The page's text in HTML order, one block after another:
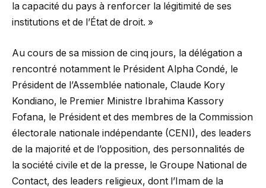
la capacité du pays à renforcer la légitimité de ses
institutions et de l’État de droit. »
Au cours de sa mission de cinq jours, la délégation a
rencontré notamment le Président Alpha Condé, le
Président de l’Assemblée nationale, Claude Kory
Kondiano, le Premier Ministre Ibrahima Kassory
Fofana, le Président et des membres de la Commission
électorale nationale indépendante (CENI), des leaders
de la majorité et de l’opposition, des personnalités de
la société civile et de la presse, le Groupe National de
Contact, des leaders religieux, dont l’Imam de la